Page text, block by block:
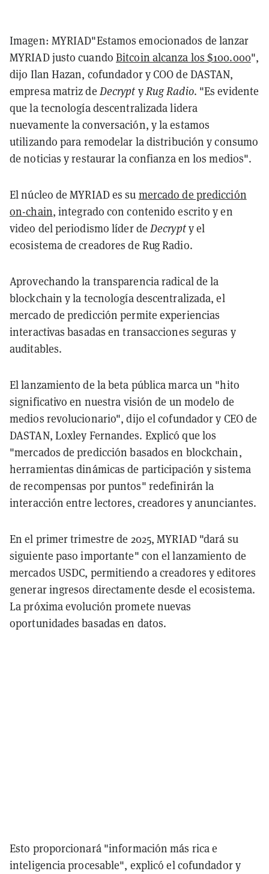
Imagen: MYRIAD"Estamos emocionados de lanzar
MYRIAD justo cuandoBitcoin alcanza los $100.000",
dijo Ilan Hazan, cofundador y COO de DASTAN,
empresa matriz de Decrypt yRug Radio. "Es evidente
que la tecnología descentralizada lidera
nuevamente la conversación, y la estamos
utilizando para remodelar la distribución y consumo
de noticias y restaurar la confianza en los medios".
El núcleo de MYRIAD es su mercado de predicción
on-chain, integrado con contenido escrito y en
video del periodismo líder deDecrypty el
ecosistema de creadores de Rug Radio.
Aprovechando la transparencia radical de la
blockchain y la tecnología descentralizada, el
mercado de predicción permite experiencias
interactivas basadas en transacciones seguras y
auditables.
El lanzamiento de la beta pública marca un "hito
significativo en nuestra visión de un modelo de
medios revolucionario", dijo el cofundador y CEO de
DASTAN, Loxley Fernandes. Explicó que los
"mercados de predicción basados en blockchain,
herramientas dinámicas de participación y sistema
de recompensas por puntos" redefinirán la
interacción entre lectores, creadores y anunciantes.
En el primer trimestre de 2025, MYRIAD "dará su
siguiente paso importante" con el lanzamiento de
mercados USDC, permitiendo a creadores y editores
generar ingresos directamente desde el ecosistema.
La próxima evolución promete nuevas
oportunidades basadas en datos.
Esto proporcionará "información más rica e
inteligencia procesable", explicó el cofundador y